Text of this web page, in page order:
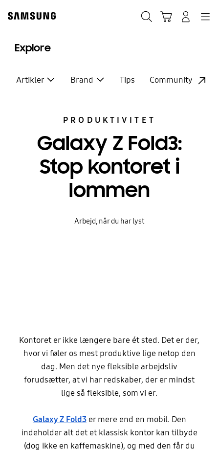
content
Explore
Artikler Brand Tips Community
PRODUKTIVITET
Galaxy Z Fold3:
Stop kontoret i
lommen
Arbejd, når du har lyst
Kontoret er ikke længere bare ét sted. Det er der,
hvor vi føler os mest produktive lige netop den
dag. Men det nye fleksible arbejdsliv
forudsætter, at vi har redskaber, der er mindst
lige så fleksible, som vi er.
Galaxy Z Fold3er mere end en mobil. Den
indeholder alt det et klassisk kontor kan tilbyde
(dog ikke en kaffemaskine), og med den får du